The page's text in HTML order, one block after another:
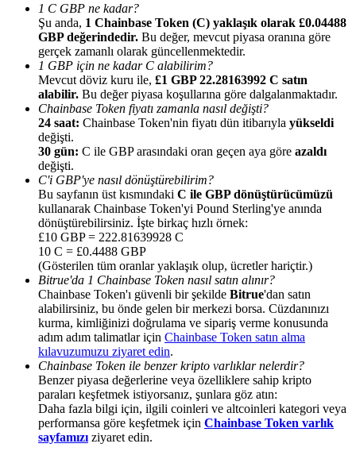
Yönlendirme
Arkadaşını davet et, nakit ödüller kazan
BTC Welcome Rewards
BTC Welcome Rewards
Deposit & Trade BTC to Share 25000 USDT prize pool!
Deposit CASHCAT & Win
1 C GBP ne kadar?
Şu anda, 1 Chainbase Token (C) yaklaşık olarak £0.04488
GBP değerindedir. Bu değer, mevcut piyasa oranına göre
gerçek zamanlı olarak güncellenmektedir.
1 GBP için ne kadar C alabilirim?
Mevcut döviz kuru ile, £1 GBP 22.28163992 C satın
alabilir. Bu değer piyasa koşullarına göre dalgalanmaktadır.
Chainbase Token fiyatı zamanla nasıl değişti?
24 saat: Chainbase Token'nin fiyatı dün itibarıyla yükseldi
değişti.
30 gün: C ile GBP arasındaki oran geçen aya göre azaldı
değişti.
C'i GBP'ye nasıl dönüştürebilirim?
Bu sayfanın üst kısmındaki C ile GBP dönüştürücümüzü
kullanarak Chainbase Token'yi Pound Sterling'ye anında
dönüştürebilirsiniz. İşte birkaç hızlı örnek:
£10 GBP = 222.81639928 C
10 C = £0.4488 GBP
(Gösterilen tüm oranlar yaklaşık olup, ücretler hariçtir.)
Bitrue'da 1 Chainbase Token nasıl satın alınır?
Chainbase Token'ı güvenli bir şekilde Bitrue'dan satın
alabilirsiniz, bu önde gelen bir merkezi borsa. Cüzdanınızı
kurma, kimliğinizi doğrulama ve sipariş verme konusunda
adım adım talimatlar için Chainbase Token satın alma
kılavuzumuzu ziyaret edin.
Chainbase Token ile benzer kripto varlıklar nelerdir?
Benzer piyasa değerlerine veya özelliklere sahip kripto
paraları keşfetmek istiyorsanız, şunlara göz atın:
Daha fazla bilgi için, ilgili coinleri ve altcoinleri kategori veya
performansa göre keşfetmek için Chainbase Token varlık
sayfamızı ziyaret edin.